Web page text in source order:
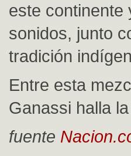
este continente
sonidos, junto
tradición
Entre esta
Ganassi halla
fuente